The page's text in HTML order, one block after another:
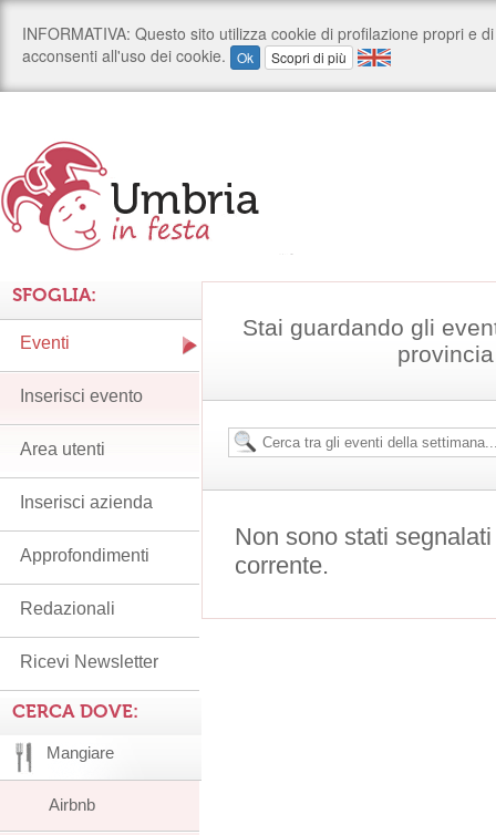
Stai guardando gli
Non sono stati
corrente.
SFOGLIA:
Eventi
Inserisci evento
Area utenti
Inserisci azienda
Approfondimenti
Redazionali
Ricevi Newsletter
CERCA DOVE:
Mangiare
Airbnb